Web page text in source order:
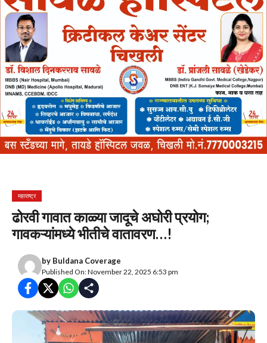
महाराष्ट्र
ढोरवी गावात काळ्या जादूचे अघोरी प्रयोग;
गावकऱ्यांमध्ये भीतीचे वातावरण…!
by Buldana Coverage
Published On: November 22, 2025 6:53 pm